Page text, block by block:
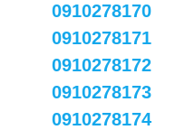
0910278170
0910278171
0910278172
0910278173
0910278174